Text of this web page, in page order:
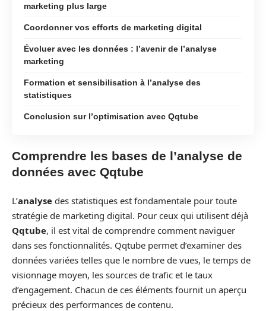
marketing plus large
Coordonner vos efforts de marketing digital
Évoluer avec les données : l’avenir de l’analyse
marketing
Formation et sensibilisation à l’analyse des
statistiques
Conclusion sur l’optimisation avec Qqtube
Comprendre les bases de l’analyse de
données avec Qqtube
L’analyse des statistiques est fondamentale pour toute
stratégie de marketing digital. Pour ceux qui utilisent déjà
Qqtube, il est vital de comprendre comment naviguer
dans ses fonctionnalités. Qqtube permet d’examiner des
données variées telles que le nombre de vues, le temps de
visionnage moyen, les sources de trafic et le taux
d’engagement. Chacun de ces éléments fournit un aperçu
précieux des performances de contenu.